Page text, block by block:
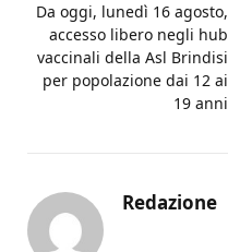
Da oggi, lunedì 16 agosto,
accesso libero negli hub
vaccinali della Asl Brindisi
per popolazione dai 12 ai
19 anni
Redazione